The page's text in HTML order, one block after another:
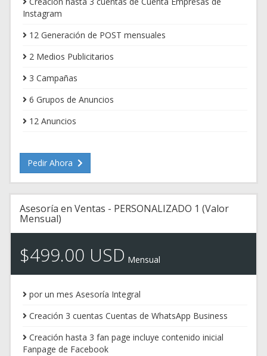
Instagram
12 Generación de POST mensuales
2 Medios Publicitarios
3 Campañas
6 Grupos de Anuncios
12 Anuncios
Pedir Ahora
Asesoría en Ventas - PERSONALIZADO 1 (Valor
Mensual)
$499.00 USD Mensual
por un mes Asesoría Integral
Creación 3 cuentas Cuentas de WhatsApp Business
Creación hasta 3 fan page incluye contenido inicial
Fanpage de Facebook